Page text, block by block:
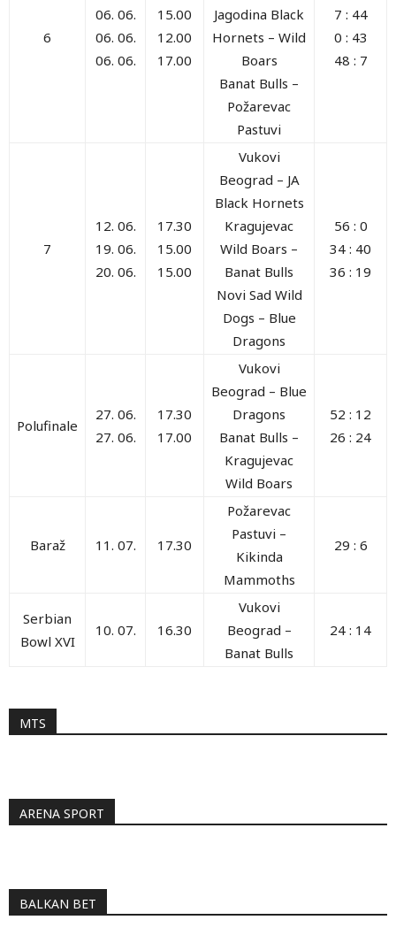
6
06. 06.
06. 06.
06. 06.
15.00
12.00
17.00
Jagodina Black
Hornets – Wild
Boars
Banat Bulls –
Požarevac
Pastuvi
7 : 44
0 : 43
48 : 7
7
12. 06.
19. 06.
20. 06.
17.30
15.00
15.00
Vukovi
Beograd – JA
Black Hornets
Kragujevac
Wild Boars –
Banat Bulls
Novi Sad Wild
Dogs – Blue
Dragons
56 : 0
34 : 40
36 : 19
Polufinale
27. 06.
27. 06.
17.30
17.00
Vukovi
Beograd – Blue
Dragons
Banat Bulls –
Kragujevac
Wild Boars
52 : 12
26 : 24
Baraž 11. 07. 17.30
Požarevac
Pastuvi –
Kikinda
Mammoths
29 : 6
Serbian
Bowl XVI
10. 07. 16.30
Vukovi
Beograd –
Banat Bulls
24 : 14
MTS
ARENA SPORT
BALKAN BET